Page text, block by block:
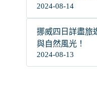
2024-08-14
挪威四日詳盡旅
與自然風光！
2024-08-13